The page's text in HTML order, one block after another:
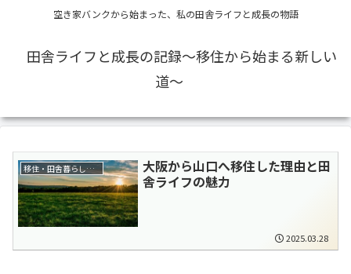
空き家バンクから始まった、私の田舎ライフと成長の物語
田舎ライフと成長の記録〜移住から始まる新しい
道〜
移住・田舎暮らし全般
大阪から山口へ移住した理由と田
舎ライフの魅力
2025.03.28